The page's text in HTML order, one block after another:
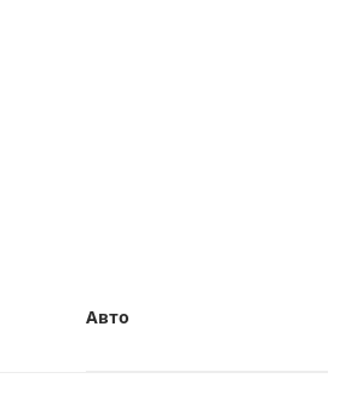
Авто